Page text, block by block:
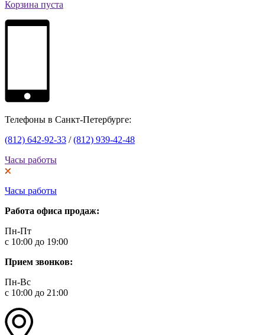
Корзина пуста
Телефоны в Санкт-Петербурге:
(812) 642-92-33 /(812) 939-42-48
Часы работы
Часы работы
Работа офиса продаж:
Пн-Пт
с 10:00 до 19:00
Прием звонков:
Пн-Вс
с 10:00 до 21:00